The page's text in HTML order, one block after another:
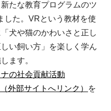
たな教育プログラムのツ
した。VRという教材を使
犬や猫のかわいさと正し
い飼い方」を楽しく学ん
ます。
ナの社会貢献活動
外部サイトへリンク）
を